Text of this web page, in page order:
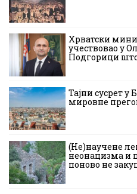
Хрватски
учествовао у
Подгорици
Тајни сусрет у
мировне
(Не)научене
неонацизма и
поново не